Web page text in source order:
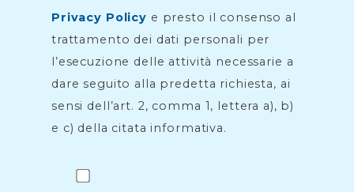
Privacy Policy e presto il consenso al
trattamento dei dati personali per
l’esecuzione delle attività necessarie a
dare seguito alla predetta richiesta, ai
sensi dell’art. 2, comma 1, lettera a), b)
e c) della citata informativa.